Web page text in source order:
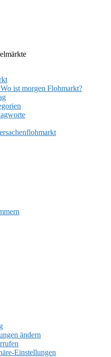
ist morgen Flohmarkt?
ändern
Einstellungen